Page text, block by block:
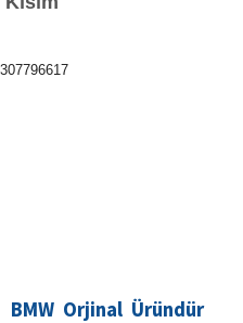
BMW Orjinal Üründür